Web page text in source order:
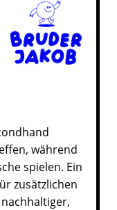
während
spielen. Ein
zusätzlichen